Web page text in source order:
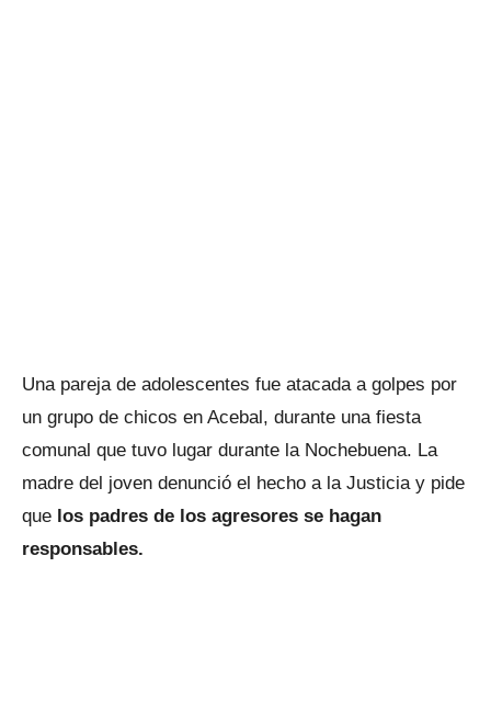
Una pareja de adolescentes fue atacada a golpes por
un grupo de chicos en Acebal, durante una fiesta
comunal que tuvo lugar durante la Nochebuena. La
madre del joven denunció el hecho a la Justicia y pide
que los padres de los agresores se hagan
responsables.